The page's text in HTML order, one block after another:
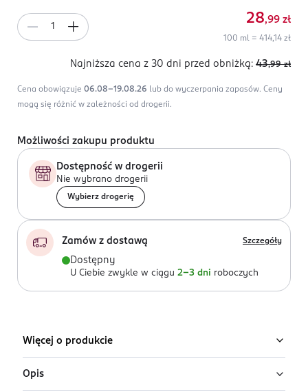
28,99 zł
100 ml = 414,14 zł
Najniższa cena z 30 dni przed obniżką: 43,99 zł
Cena obowiązuje 06.08-19.08.26 lub do wyczerpania zapasów. Ceny
mogą się różnić w zależności od drogerii.
Możliwości zakupu produktu
Dostępność w drogerii
Nie wybrano drogerii
Wybierz drogerię
Zamów z dostawą Szczegóły
Dostępny
U Ciebie zwykle w ciągu 2-3 dni roboczych
Więcej o produkcie
Opis